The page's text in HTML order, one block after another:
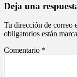
Deja una
Tu dirección de correo
obligatorios están
Comentario *